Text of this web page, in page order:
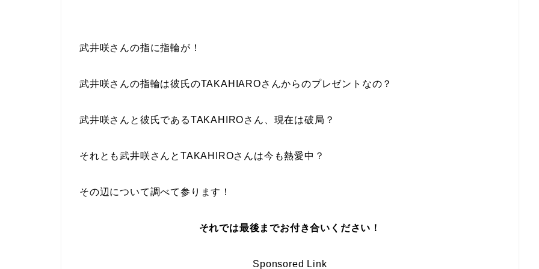
武井咲さんの指に指輪が！
武井咲さんの指輪は彼氏のTAKAHIAROさんからのプレゼント なの？
武井咲さんと彼氏であるTAKAHIROさん、 現在は破局？
それとも武井咲さんとTAKAHIROさんは今も熱愛中？
その辺について調べて参ります！
それでは最後までお付き合いください！
Sponsored Link